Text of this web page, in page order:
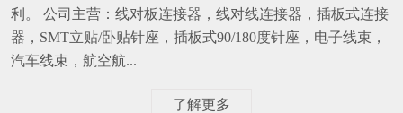
利。 公司主营：线对板连接器，线对线连接器，插板式连接
器，SMT立贴/卧贴针座，插板式90/180度针座，电子线束，
汽车线束，航空航...
了解更多